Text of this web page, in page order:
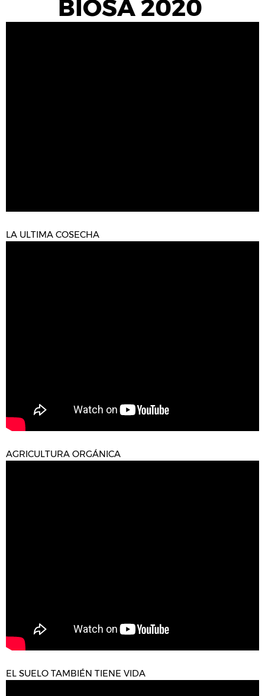
BIOSA 2020
LA ULTIMA COSECHA
AGRICULTURA ORGÁNICA
EL SUELO TAMBIÉN TIENE VIDA